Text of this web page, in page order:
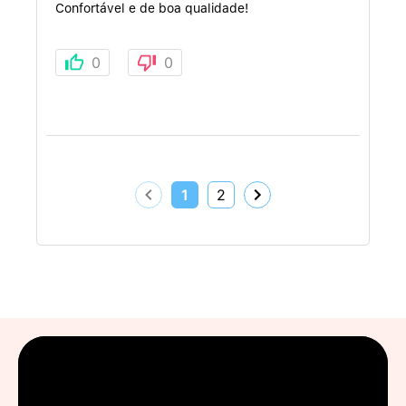
Confortável e de boa qualidade!
0 0
1 2